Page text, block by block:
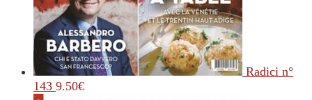
Radici n°
143 9.50€